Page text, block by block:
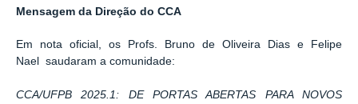
Mensagem da Direção do CCA
Em nota oficial, os
Profs. Bruno de Oliveira Dias e Felipe
Nael
saudaram a comunidade:
CCA/UFPB 2025.1: DE PORTAS ABERTAS PARA NOVOS